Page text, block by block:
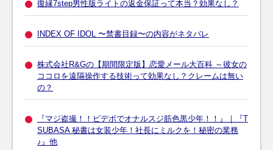
復縁7step男性版ライトの返金保証って本当？効果なし？
INDEX OF IDOL 〜禁書目録〜の内容がネタバレ
株式会社R&Gの【期間限定版】恋愛メール大百科 ～彼女の
ココロを遠隔操作する技術って効果なし？クレームは無い
の？
『マジ盗撮！！ビデボでオナルスジ筋色黒少年！！』｜『T
SUBASA 秘書は女装少年！社長にミルクを！秘密の業務
♪』他